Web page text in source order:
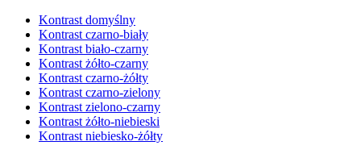
Kontrast domyślny
Kontrast czarno-biały
Kontrast biało-czarny
Kontrast żółto-czarny
Kontrast czarno-żółty
Kontrast czarno-zielony
Kontrast zielono-czarny
Kontrast żółto-niebieski
Kontrast niebiesko-żółty